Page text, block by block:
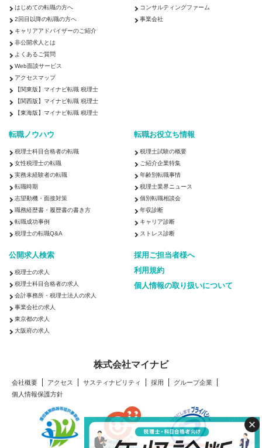
はじめての転職の方へ
2回目以降の転職の方へ
キャリアアドバイザーのご紹介
非公開求人とは
よくあるご質問
Web面談サービス
アクセスマップ
【関東版】マイナビ転職 税理士
【関西版】マイナビ転職 税理士
【東海版】マイナビ転職 税理士
コンサルティングファーム
事業会社
転職ノウハウ
税理士科目合格者の転職
女性税理士の転職
実務未経験者の転職
転職時期
志望動機・面接対策
職務経歴書・履歴書の書き方
転職成功事例
税理士の転職Q&A
転職お役立ち情報
税理士試験の概要
ご紹介企業特集
年齢別転職事情
税理士業界ニュース
個別転職相談会
年収診断
キャリア診断
ストレス診断
公開求人検索
税理士の求人
税理士科目合格者の求人
会計事務所・税理士法人の求人
事業会社の求人
東京都の求人
大阪府の求人
採用ご担当者様へ
利用規約
個人情報の取り扱いについて
株式会社マイナビ
会社概要 アクセス サスティナビリティ 採用
グループ企業
個人情報保護方針